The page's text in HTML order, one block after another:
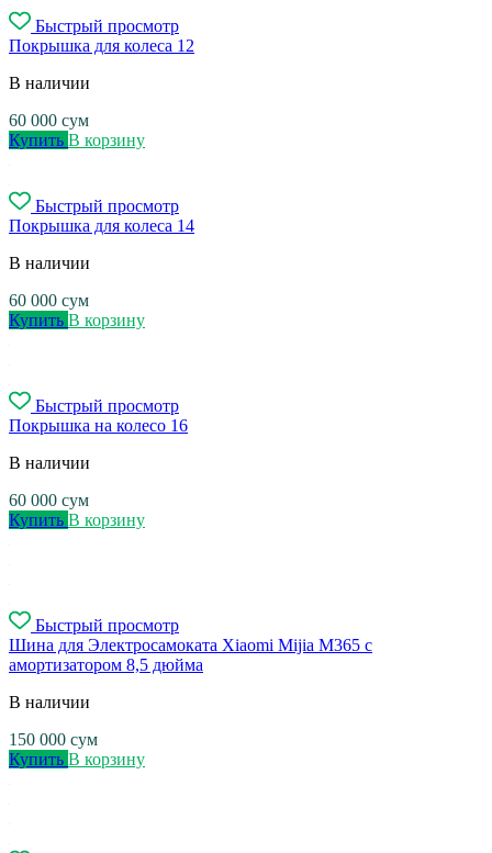
Быстрый просмотр
Покрышка для колеса 12
В наличии
60 000 сум
Купить В корзину
Быстрый просмотр
Покрышка для колеса 14
В наличии
60 000 сум
Купить В корзину
Быстрый просмотр
Покрышка на колесо 16
В наличии
60 000 сум
Купить В корзину
Быстрый просмотр
Шина для Электросамоката Xiaomi Mijia M365 с
амортизатором 8,5 дюйма
В наличии
150 000 сум
Купить В корзину